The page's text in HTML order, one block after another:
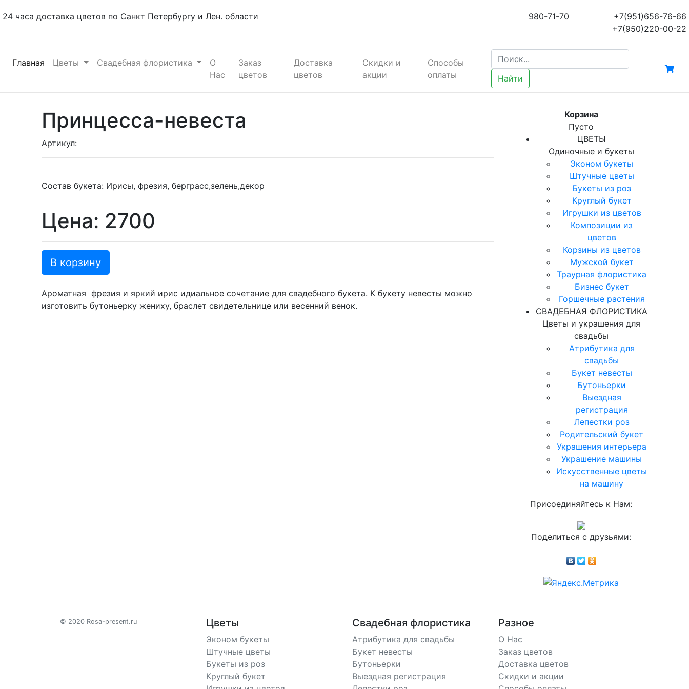
24 часа доставка цветов по Санкт Петербургу и Лен. области 980-71-70
+7(951)656-76-66
+7(950)220-00-22
Главная (current)
Цветы Свадебная флористика
О
Нас
Заказ
цветов
Доставка
цветов
Скидки и
акции
Способы
оплаты
Найти
Принцесса-невеста
Артикул:
Состав букета: Ирисы, фрезия, берграсс,зелень,декор
Цена: 2700
В корзину
Ароматная фрезия и яркий ирис идиальное сочетание для свадебного букета. К букету невесты можно
изготовить бутоньерку жениху, браслет свидетельнице или весенний венок.
Корзина
Пусто
ЦВЕТЫ
Одиночные и букеты
Эконом букеты
Штучные цветы
Букеты из роз
Круглый букет
Игрушки из цветов
Композиции из
цветов
Корзины из цветов
Мужской букет
Траурная флористика
Бизнес букет
Горшечные растения
СВАДЕБНАЯ ФЛОРИСТИКА
Цветы и украшения для
свадьбы
Атрибутика для
свадьбы
Букет невесты
Бутоньерки
Выездная
регистрация
Лепестки роз
Родительский букет
Украшения интерьера
Украшение машины
Искусственные цветы
на машину
Присоединяйтесь к Нам:
Поделиться с друзьями:
© 2020 Rosa-present.ru Цветы
Эконом букеты
Штучные цветы
Букеты из роз
Круглый букет
Свадебная флористика
Атрибутика для свадьбы
Букет невесты
Бутоньерки
Выездная регистрация
Разное
О Нас
Заказ цветов
Доставка цветов
Скидки и акции